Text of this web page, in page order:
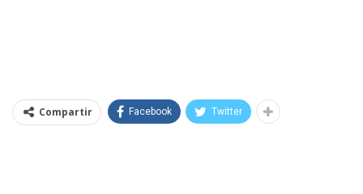
Compartir Facebook Twitter